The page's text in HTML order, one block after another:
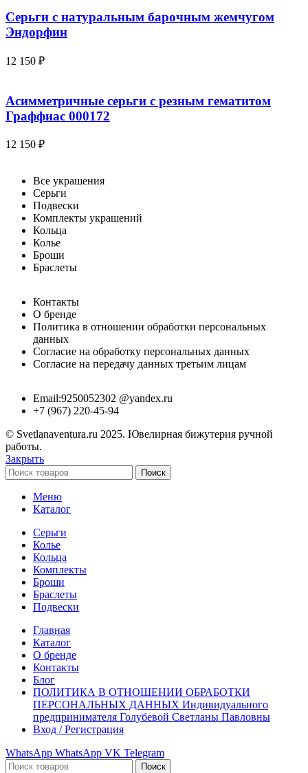
Серьги с натуральным барочным жемчугом
Эндорфин
12 150 ₽
Асимметричные серьги с резным гематитом
Граффиас 000172
12 150 ₽
Все украшения
Серьги
Подвески
Комплекты украшений
Кольца
Колье
Броши
Браслеты
Контакты
О бренде
Политика в отношении обработки персональных
данных
Согласие на обработку персональных данных
Согласие на передачу данных третьим лицам
Email:9250052302 @yandex.ru
+7 (967) 220-45-94
© Svetlanaventura.ru 2025. Ювелирная бижутерия ручной
работы.
Закрыть
Поиск
Меню
Каталог
Серьги
Колье
Кольца
Комплекты
Броши
Браслеты
Подвески
Главная
Каталог
О бренде
Контакты
Блог
ПОЛИТИКА В ОТНОШЕНИИ ОБРАБОТКИ
ПЕРСОНАЛЬНЫХ ДАННЫХ Индивидуального
предпринимателя Голубевой Светланы Павловны
Вход / Регистрация
WhatsApp WhatsApp VK Telegram
Поиск